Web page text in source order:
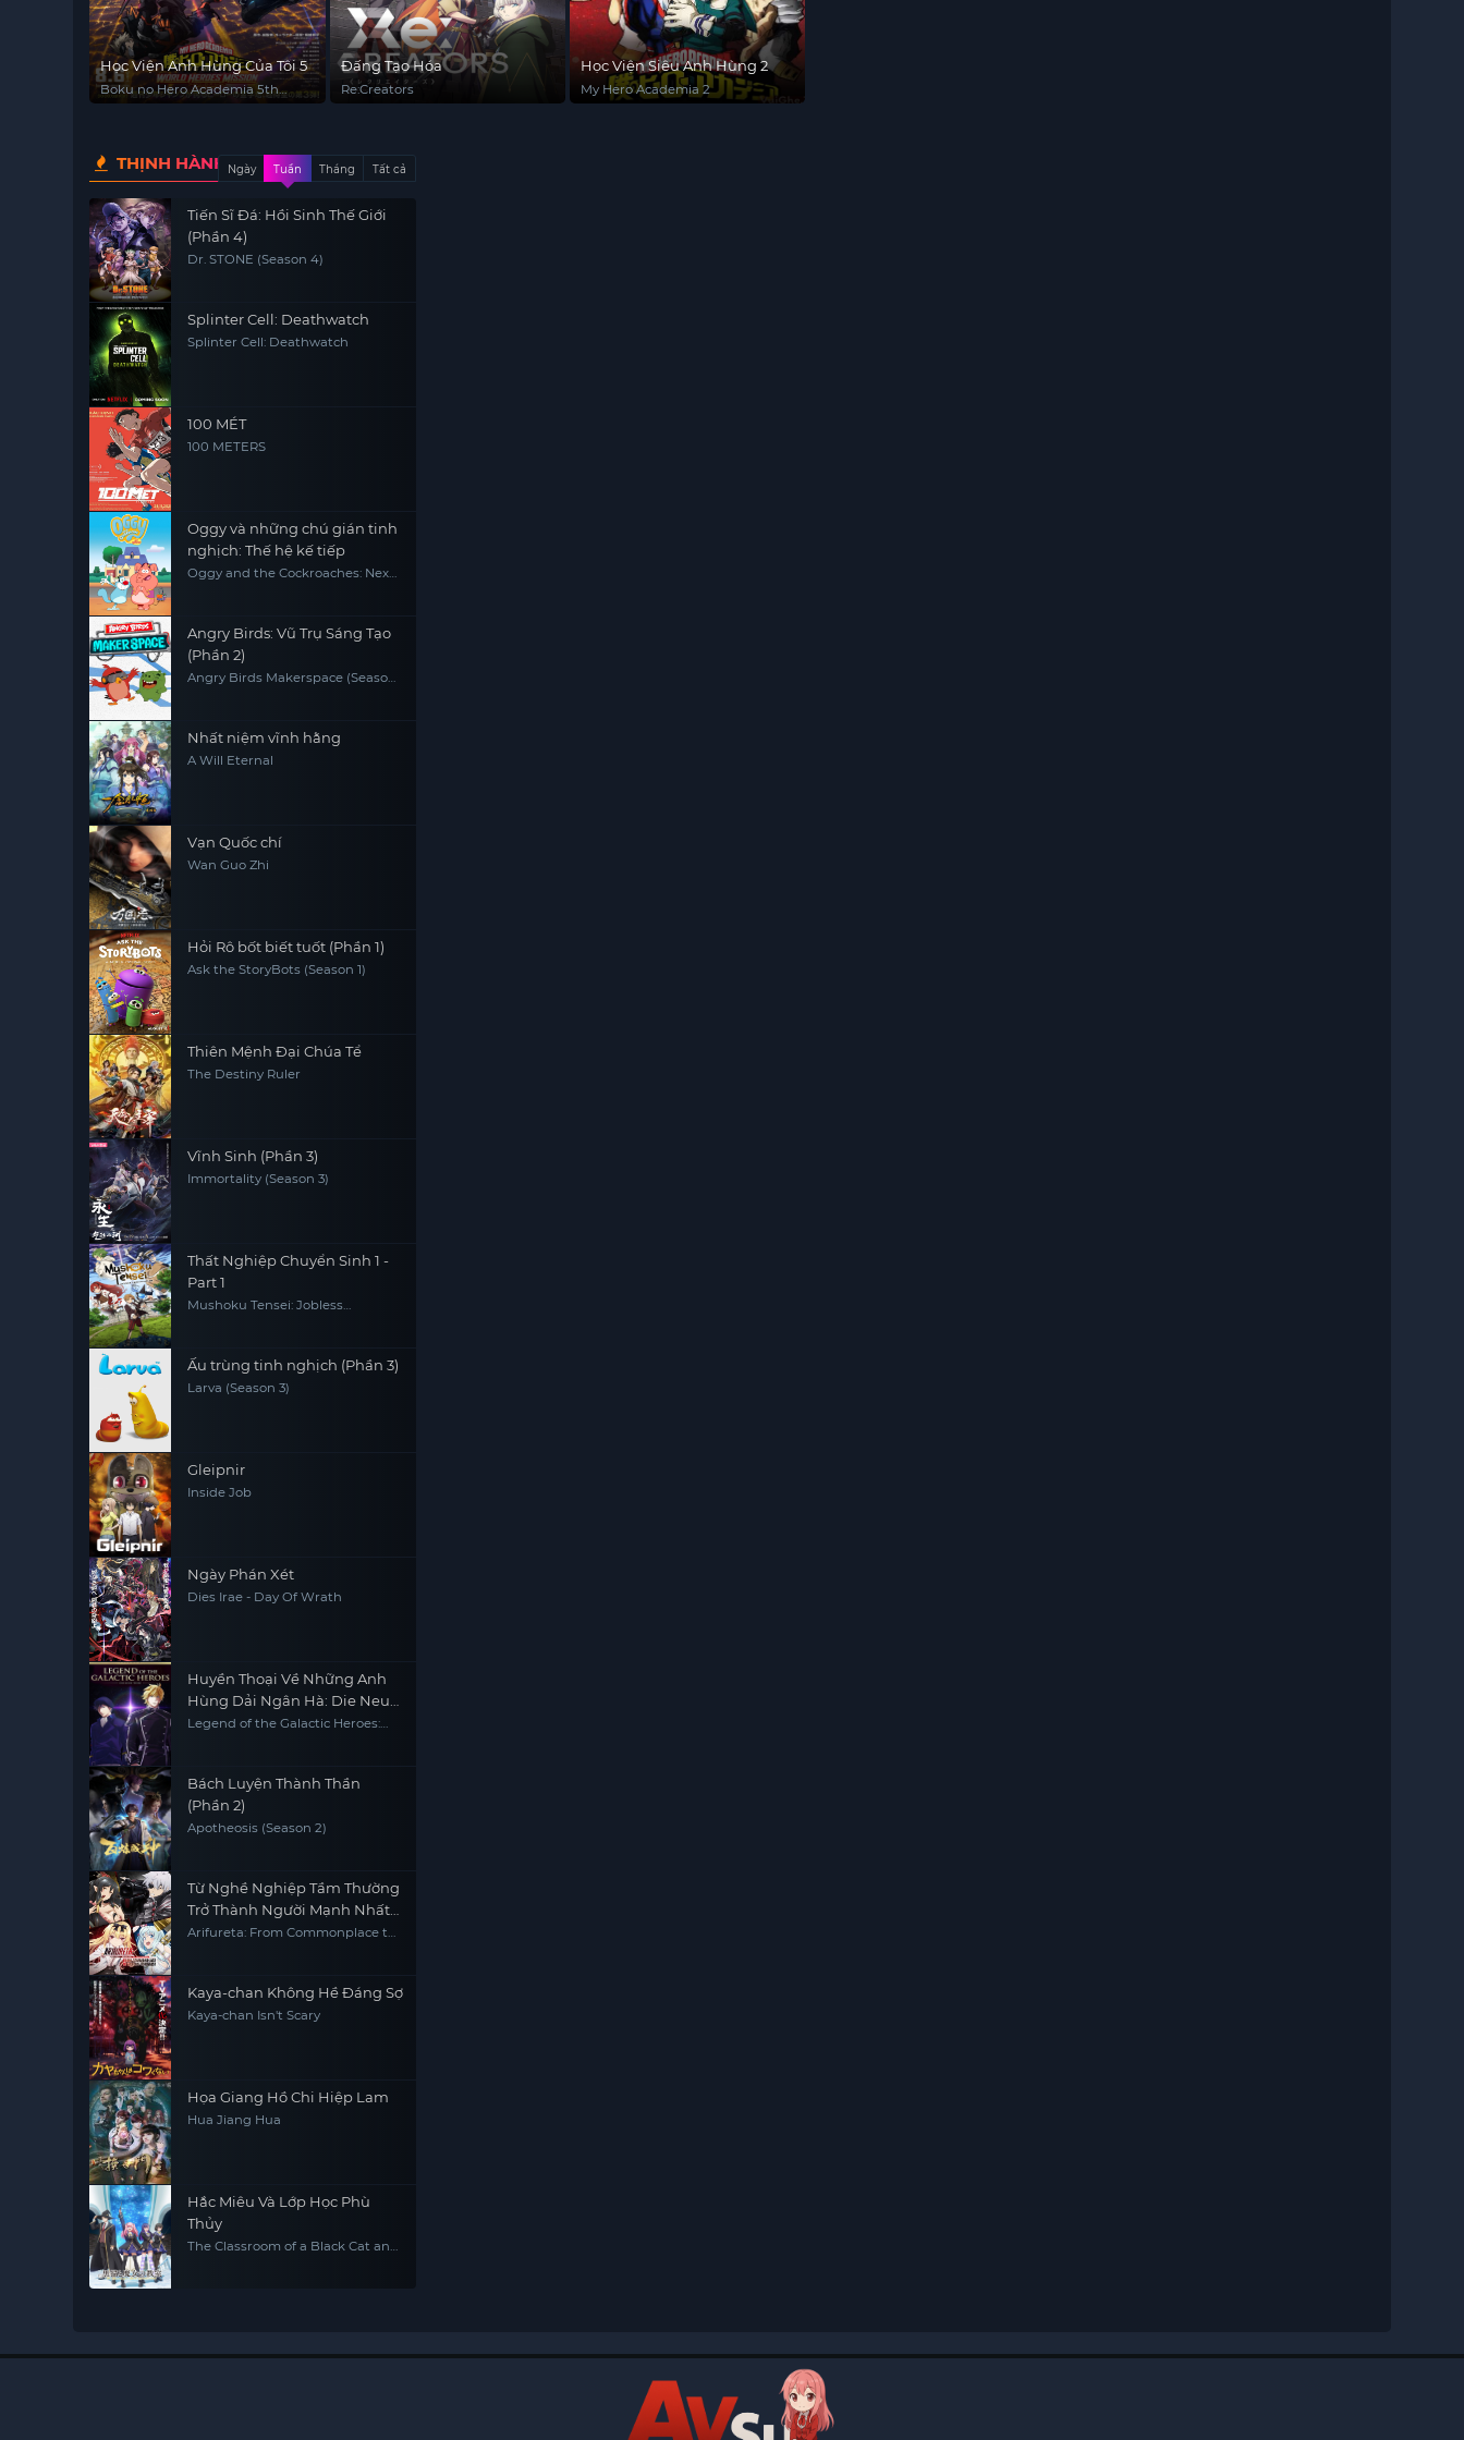
Học Viện Anh Hùng Của Tôi 5
Boku no Hero Academia 5th
Đấng Tạo Hóa
Re:Creators
Học Viện Siêu Anh Hùng 2
My Hero Academia 2
THỊNH HÀNHNgày Tuần Tháng Tất cả
Tiến Sĩ Đá: Hồi Sinh Thế Giới
(Phần 4)
Dr. STONE (Season 4)
Splinter Cell: Deathwatch
Splinter Cell: Deathwatch
100 MÉT
100 METERS
Oggy và những chú gián tinh
nghịch: Thế hệ kế tiếp
Oggy and the Cockroaches: Next
Angry Birds: Vũ Trụ Sáng Tạo
(Phần 2)
Angry Birds Makerspace (Season
Nhất niệm vĩnh hằng
A Will Eternal
Vạn Quốc chí
Wan Guo Zhi
Hỏi Rô bốt biết tuốt (Phần 1)
Ask the StoryBots (Season 1)
Thiên Mệnh Đại Chúa Tể
The Destiny Ruler
Vĩnh Sinh (Phần 3)
Immortality (Season 3)
Thất Nghiệp Chuyển Sinh 1 -
Part 1
Mushoku Tensei: Jobless
Ấu trùng tinh nghịch (Phần 3)
Larva (Season 3)
Gleipnir
Inside Job
Ngày Phán Xét
Dies Irae - Day Of Wrath
Huyền Thoại Về Những Anh
Hùng Dải Ngân Hà: Die Neue
These - Âm Mưu
Legend of the Galactic Heroes:
Bách Luyện Thành Thần
(Phần 2)
Apotheosis (Season 2)
Từ Nghề Nghiệp Tầm Thường
Trở Thành Người Mạnh Nhất
Thế Giới - Phần 1
Arifureta: From Commonplace to
Kaya-chan Không Hề Đáng Sợ
Kaya-chan Isn't Scary
Họa Giang Hồ Chi Hiệp Lam
Hua Jiang Hua
Hắc Miêu Và Lớp Học Phù
Thủy
The Classroom of a Black Cat and